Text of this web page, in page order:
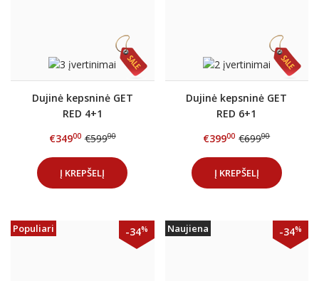
Dujinė kepsninė GET
RED 4+1
€34900 €59900
Į KREPŠELĮ
Dujinė kepsninė GET
RED 6+1
€39900 €69900
Į KREPŠELĮ
Populiari -34% Naujiena -34%